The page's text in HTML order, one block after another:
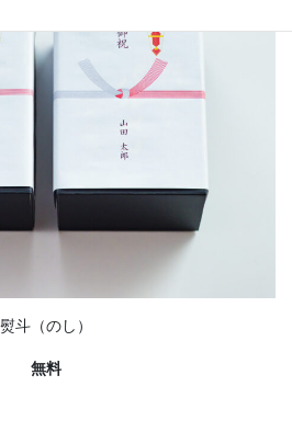
熨斗（のし）
無料